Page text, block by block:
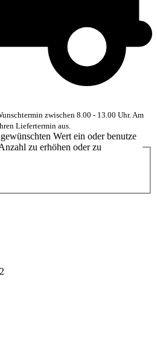
zwischen 8.00 - 13.00 Uhr. Am
Liefertermin aus.
Wert ein oder benutze
zu erhöhen oder zu